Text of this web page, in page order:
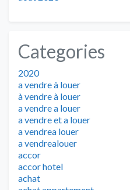
Categories
2020
a vendre à louer
à vendre à louer
a vendre a louer
a vendre et a louer
a vendrea louer
a vendrealouer
accor
accor hotel
achat